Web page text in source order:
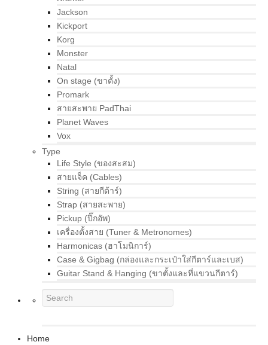
Jackson
Kickport
Korg
Monster
Natal
On stage (ขาตั้ง)
Promark
สายสะพาย PadThai
Planet Waves
Vox
Type
Life Style (ของสะสม)
สายแจ็ค (Cables)
String (สายกีต้าร์)
Strap (สายสะพาย)
Pickup (ปิ๊กอัพ)
เครื่องตั้งสาย (Tuner & Metronomes)
Harmonicas (ฮาโมนิการ์)
Case & Gigbag (กล่องและกระเป๋าใส่กีตาร์และเบส)
Guitar Stand & Hanging (ขาตั้งและที่แขวนกีตาร์)
Home